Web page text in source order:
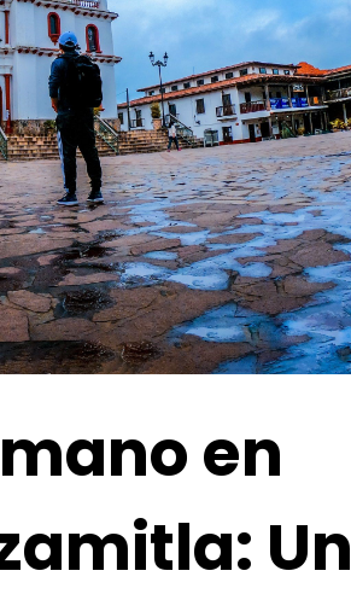
en
Un